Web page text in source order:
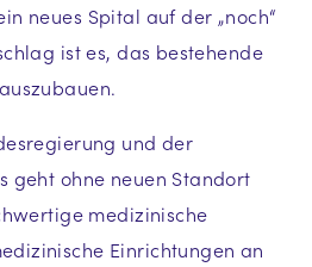
neues Spital auf der „noch“
ist es, das bestehende
und der
geht ohne neuen Standort
medizinische
Einrichtungen an